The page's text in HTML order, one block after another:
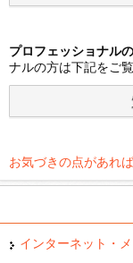
プロフェッショナル
ナルの方は下記をご
お気づきの点があれ
インターネット・